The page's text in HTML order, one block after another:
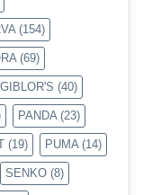
(154)
(69)
GIBLOR'S (40)
PANDA(23)
(19) PUMA(14)
SENKO (8)